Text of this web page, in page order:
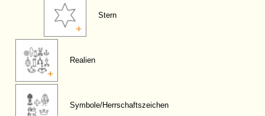
Stern
Realien
Symbole/Herrschaftszeichen